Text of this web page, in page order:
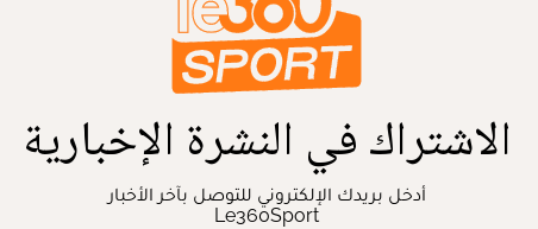
الاشتراك في النشرة الإخبارية
أدخل بريدك الإلكتروني للتوصل بآخر الأخبار
Le360Sport